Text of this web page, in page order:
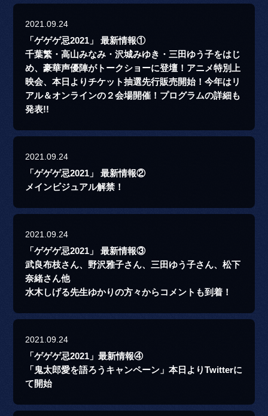
2021.09.24
「ゲゲゲ忌2021」 最新情報①
千葉繁・高山みなみ・沢城みゆき・三田ゆう子をはじ
め、豪華声優陣がトークショーに登壇！アニメ特別上
映会、本日よりチケット抽選先行販売開始！今年はリ
アル＆オンラインの２会場開催！プログラムの詳細も
発表!!
2021.09.24
「ゲゲゲ忌2021」 最新情報②
メインビジュアル解禁！
2021.09.24
「ゲゲゲ忌2021」 最新情報③
武良布枝さん、野沢雅子さん、三田ゆう子さん、松下
奈緒さん他
水木しげる先生ゆかりの方々からコメントも到着！
2021.09.24
「ゲゲゲ忌2021」最新情報④
「鬼太郎愛を語ろうキャンペーン」本日よりTwitterに
て開始